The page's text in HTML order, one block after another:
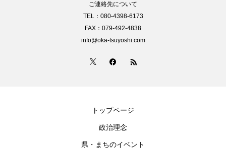
ご連絡先について
TEL：080-4398-6173
FAX：079-492-4838
info@oka-tsuyoshi.com
トップページ
政治理念
県・まちのイベント